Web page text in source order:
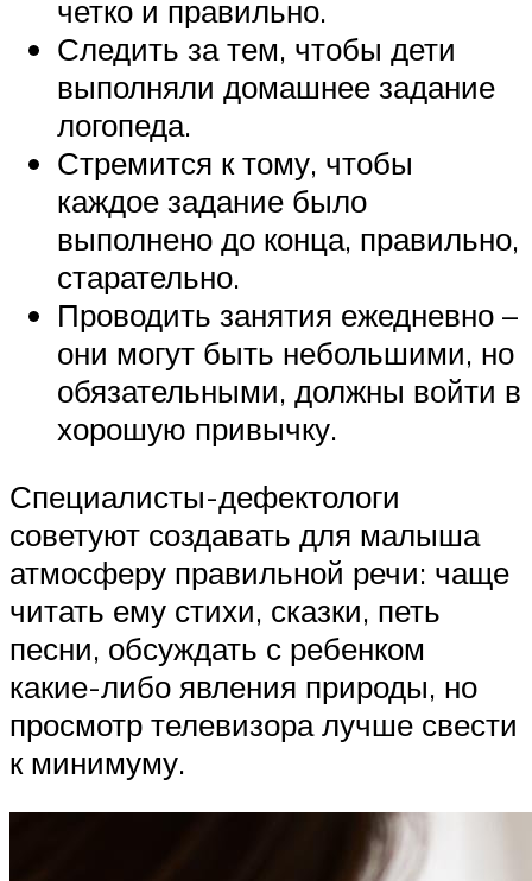
четко и правильно.
Следить за тем, чтобы дети
выполняли домашнее задание
логопеда.
Стремится к тому, чтобы
каждое задание было
выполнено до конца, правильно,
старательно.
Проводить занятия ежедневно –
они могут быть небольшими, но
обязательными, должны войти в
хорошую привычку.
Специалисты-дефектологи
советуют создавать для малыша
атмосферу правильной речи: чаще
читать ему стихи, сказки, петь
песни, обсуждать с ребенком
какие-либо явления природы, но
просмотр телевизора лучше свести
к минимуму.